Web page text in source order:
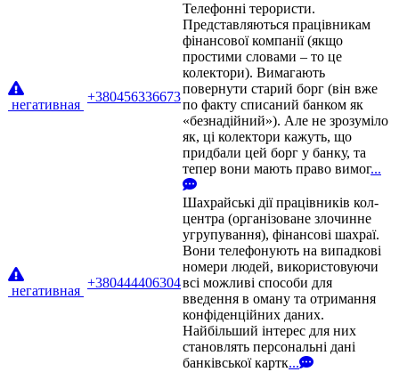
негативная
+380456336673
Телефонні терористи.
Представляються працівникам
фінансової компанії (якщо
простими словами – то це
колектори). Вимагають
повернути старий борг (він вже
по факту списаний банком як
«безнадійний»). Але не зрозуміло
як, ці колектори кажуть, що
придбали цей борг у банку, та
тепер вони мають право вимог...
негативная
+380444406304
Шахрайські дії працівників кол-
центра (організоване злочинне
угрупування), фінансові шахраї.
Вони телефонують на випадкові
номери людей, використовуючи
всі можливі способи для
введення в оману та отримання
конфіденційних даних.
Найбільший інтерес для них
становлять персональні дані
банківської картк...